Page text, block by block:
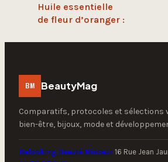
Huile essentielle
de fleur d’oranger :
pour 1 litre
BM BeautyMag
Comparatifs, protocoles et sélections
bien-être, bijoux, mode et
Relooking Beauté Minceur 16 Rue Jean